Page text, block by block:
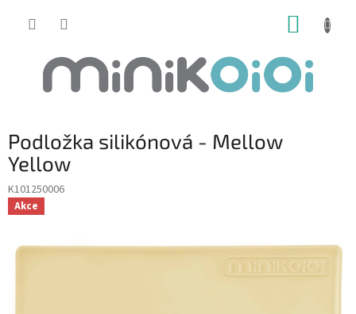
Podložka silikónová - Mellow
Yellow
K101250006
Akce